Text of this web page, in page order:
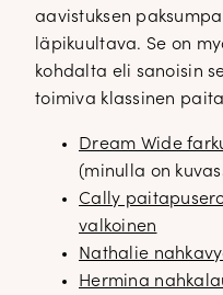
aavistuksen
läpikuultava. Se on
kohdalta eli sanoisin
toimiva klassinen
Dream Wide
(minulla on
Cally
valkoinen
Nathalie
Hermina